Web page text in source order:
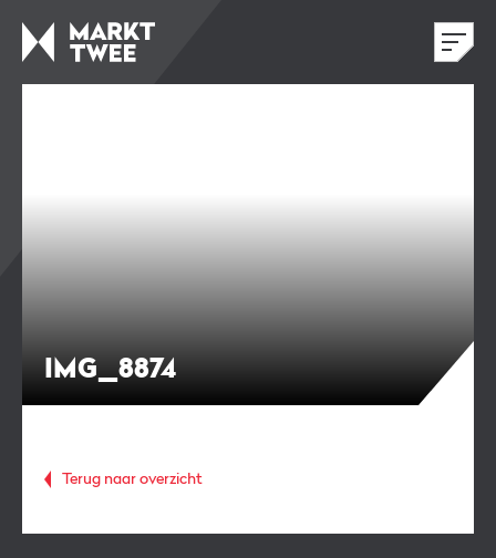
IMG_8874
Terug naar overzicht